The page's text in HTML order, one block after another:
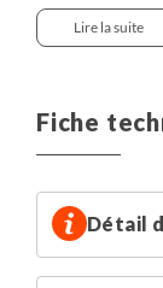
Puerto Viejo :
entouré d'une
de toute sorte
L'hôtel
la décoration
bois, de
Lire la suite
Fiche
Détail